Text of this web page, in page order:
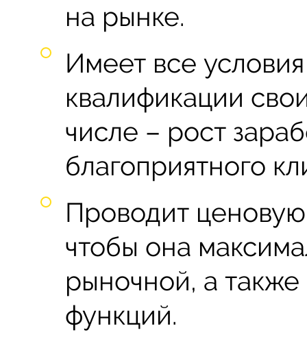
на рынке.
Имеет все
квалификации
числе – рост
благоприятного
Проводит
чтобы она
рыночной, а
функций.